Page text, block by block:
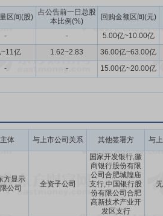
区间(股)
占公告前一日总股
本比例(%)
回购金额区间(元)
- -
5.00亿~10.00亿
亿 1.62~2.83
36.00亿~63.00亿
- - 15.00亿~20.00亿
体 与上市公司关系 其他签署方 与
方显示
公司
全资子公司
国家开发银行,徽
商银行股份有限
公司合肥城隍庙
支行,中国银行股
份有限公司合肥
高新技术产业开
发区支行